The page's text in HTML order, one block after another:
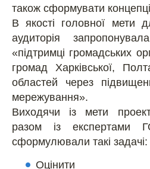
також сформувати
В якості головної мети
аудиторія
«підтримці громадських
громад Харківської,
областей через
мережування».
Виходячи із мети
разом із експертами
сформулювали такі задачі:
Оцінити